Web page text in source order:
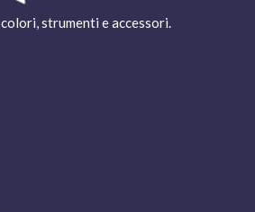
strumenti e accessori.